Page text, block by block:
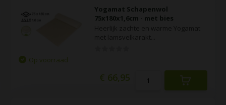
Yogamat Schapenwol
75x180x1,6cm - met bies
Op voorraad
€ 66,95